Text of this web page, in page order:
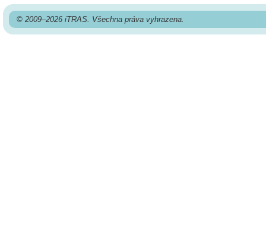
© 2009–2026 iTRAS. Všechna práva vyhrazena.